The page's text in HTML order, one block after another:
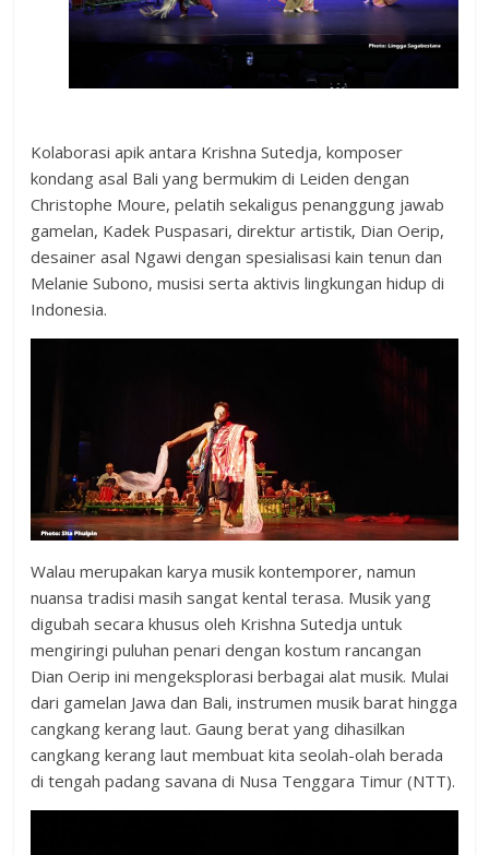
Kolaborasi apik antara Krishna Sutedja, komposer
kondang asal Bali yang bermukim di Leiden dengan
Christophe Moure, pelatih sekaligus penanggung jawab
gamelan, Kadek Puspasari, direktur artistik, Dian Oerip,
desainer asal Ngawi dengan spesialisasi kain tenun dan
Melanie Subono, musisi serta aktivis lingkungan hidup di
Indonesia.
Walau merupakan karya musik kontemporer, namun
nuansa tradisi masih sangat kental terasa. Musik yang
digubah secara khusus oleh Krishna Sutedja untuk
mengiringi puluhan penari dengan kostum rancangan
Dian Oerip ini mengeksplorasi berbagai alat musik. Mulai
dari gamelan Jawa dan Bali, instrumen musik barat hingga
cangkang kerang laut. Gaung berat yang dihasilkan
cangkang kerang laut membuat kita seolah-olah berada
di tengah padang savana di Nusa Tenggara Timur (NTT).